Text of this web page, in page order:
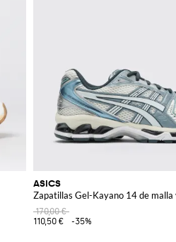
ASICS
Zapatillas Gel-Kayano 14 de malla
170,00 €
110,50 €
-35%